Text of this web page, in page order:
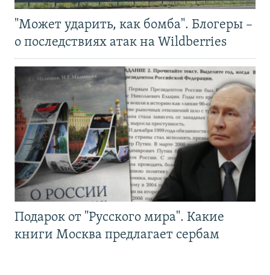
"Может ударить, как бомба". Блогеры –
о последствиях атак на Wildberries
Подарок от "Русского мира". Какие
книги Москва предлагает сербам